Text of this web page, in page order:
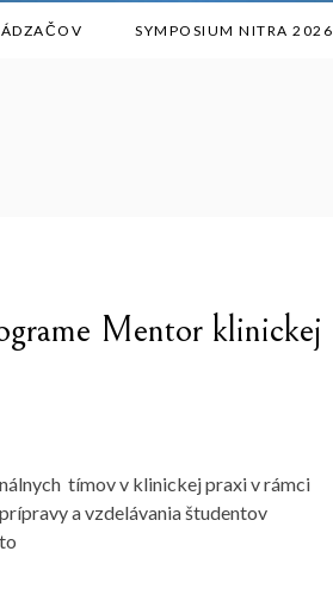
SYMPOSIUM NITRA 2026
Mentor klinickej
tímov v klinickej praxi v rámci
a vzdelávania študentov